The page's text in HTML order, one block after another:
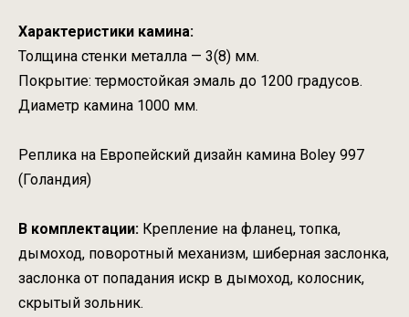
Характеристики камина:
Толщина стенки металла — 3(8) мм.
Покрытие: термостойкая эмаль до 1200 градусов.
Диаметр камина 1000 мм.
Реплика на Европейский дизайн камина Boley 997
(Голандия)
В комплектации: Крепление на фланец, топка,
дымоход, поворотный механизм, шиберная заслонка,
заслонка от попадания искр в дымоход, колосник,
скрытый зольник.